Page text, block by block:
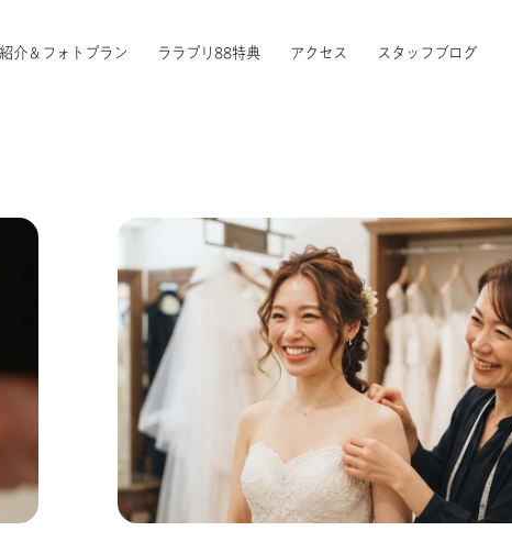
介＆フォトプラン ララプリ88特典 アクセス スタッフブログ